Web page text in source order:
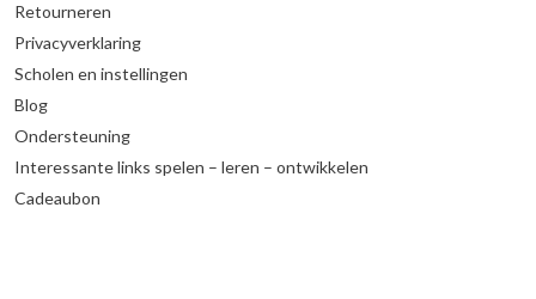
Retourneren
Privacyverklaring
Scholen en instellingen
Blog
Ondersteuning
Interessante links spelen – leren – ontwikkelen
Cadeaubon